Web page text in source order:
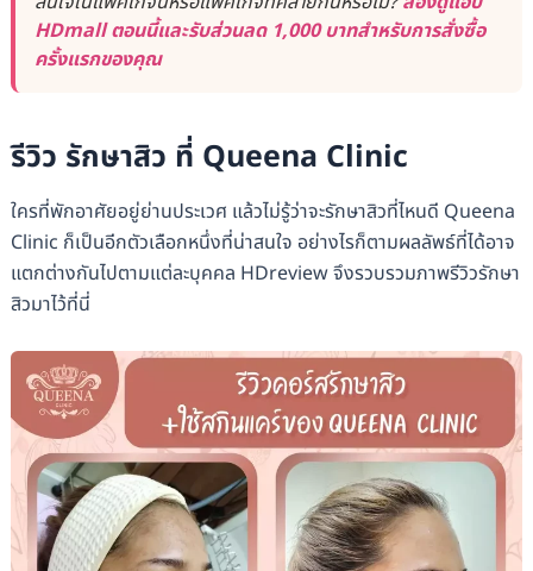
HDmall ตอนนี้และรับส่วนลด 1,000 บาทสำหรับการสั่งซื้อ
ครั้งแรกของคุณ
รีวิว รักษาสิว ที่ Queena Clinic
ใครที่พักอาศัยอยู่ย่านประเวศ แล้วไม่รู้ว่าจะรักษาสิวที่ไหนดี Queena
Clinic ก็เป็นอีกตัวเลือกหนึ่งที่น่าสนใจ อย่างไรก็ตามผลลัพธ์ที่ได้อาจ
แตกต่างกันไปตามแต่ละบุคคล HDreview จึงรวบรวมภาพรีวิวรักษา
สิวมาไว้ที่นี่